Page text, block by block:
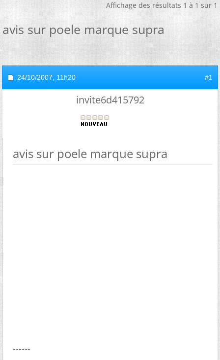
Affichage des résultats 1 à 1 sur 1
avis sur poele marque supra
24/10/2007, 11h20 #1
invite6d415792
avis sur poele marque supra
------